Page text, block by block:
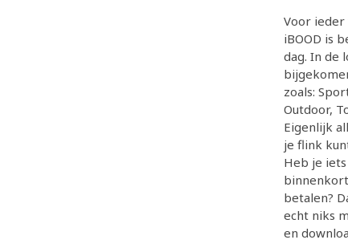
Voor ieder
iBOOD is
dag. In de
zoals:
Outdoor,
Eigenlijk
je flink
Heb je
betalen?
echt niks
en